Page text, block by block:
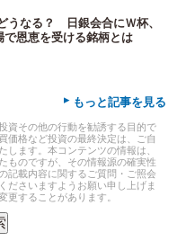
うなる？ 日銀会合にＷ杯、
で恩恵を受ける銘柄とは
▸ もっと記事を見る
資その他の行動を勧誘する目的で
価格など投資の最終決定は、ご自
ます。本コンテンツの情報は、
ものですが、その情報源の確実性
記載内容に関するご質問・ご照会
ださいますようお願い申し上げま
更することがあります。